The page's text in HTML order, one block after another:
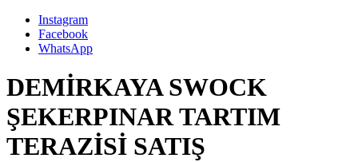
Instagram
Facebook
WhatsApp
DEMİRKAYA SWOCK
ŞEKERPINAR TARTIM
TERAZİSİ SATIŞ